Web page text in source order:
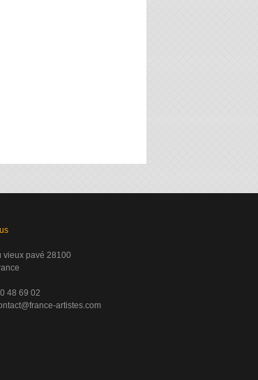
vieux pavé 28100
48 69 02
artistes.com